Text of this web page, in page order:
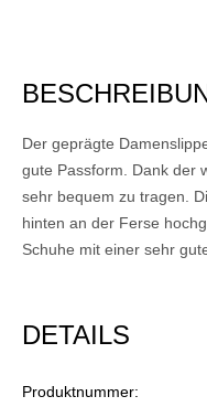
Der geprägte
gute Passform. Dank der
sehr bequem zu tragen.
hinten an der Ferse
Schuhe mit einer sehr
DETAILS
Produktnummer: